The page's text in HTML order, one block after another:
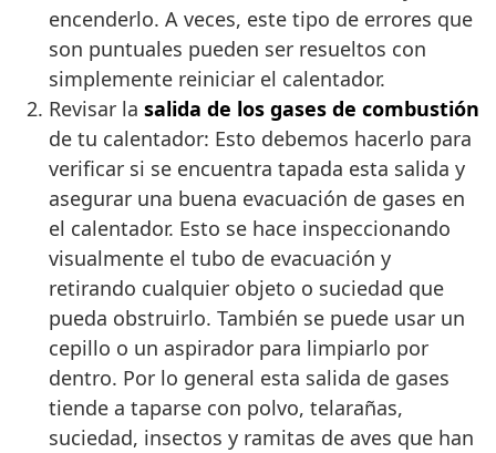
encenderlo. A veces, este tipo de errores que
son puntuales pueden ser resueltos con
simplemente reiniciar el calentador.
Revisar la salida de los gases de combustión
de tu calentador: Esto debemos hacerlo para
verificar si se encuentra tapada esta salida y
asegurar una buena evacuación de gases en
el calentador. Esto se hace inspeccionando
visualmente el tubo de evacuación y
retirando cualquier objeto o suciedad que
pueda obstruirlo. También se puede usar un
cepillo o un aspirador para limpiarlo por
dentro. Por lo general esta salida de gases
tiende a taparse con polvo, telarañas,
suciedad, insectos y ramitas de aves que han